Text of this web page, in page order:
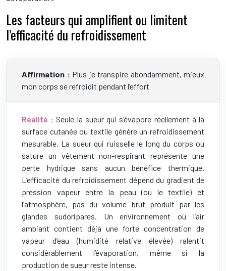
Les facteurs qui amplifient ou limitent
l’efficacité du refroidissement
Affirmation : Plus je transpire abondamment, mieux
mon corps se refroidit pendant l’effort
Réalité : Seule la sueur qui s’évapore réellement à la
surface cutanée ou textile génère un refroidissement
mesurable. La sueur qui ruisselle le long du corps ou
sature un vêtement non-respirant représente une
perte hydrique sans aucun bénéfice thermique.
L’efficacité du refroidissement dépend du gradient de
pression vapeur entre la peau (ou le textile) et
l’atmosphère, pas du volume brut produit par les
glandes sudoripares. Un environnement où l’air
ambiant contient déjà une forte concentration de
vapeur d’eau (humidité relative élevée) ralentit
considérablement l’évaporation, même si la
production de sueur reste intense.